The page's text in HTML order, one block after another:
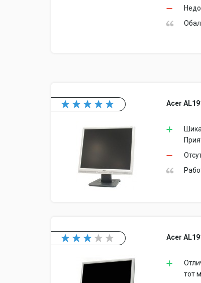
Acer
Acer
тот